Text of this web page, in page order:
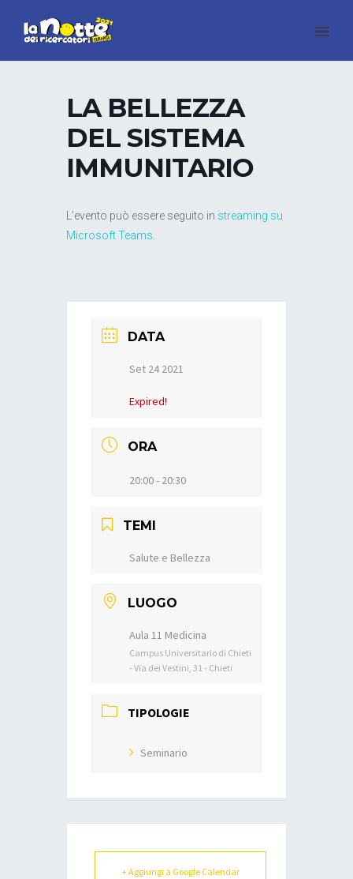
LA BELLEZZA
DEL SISTEMA
IMMUNITARIO
L’evento può essere seguito in streaming su
Microsoft Teams
DATA
Set 24 2021
Expired!
ORA
20:00 - 20:30
TEMI
Salute e Bellezza
LUOGO
Aula 11 Medicina
Campus Universitario di Chieti
- Via dei Vestini, 31 - Chieti
TIPOLOGIE
Seminario
+ Aggiungi a Google Calendar